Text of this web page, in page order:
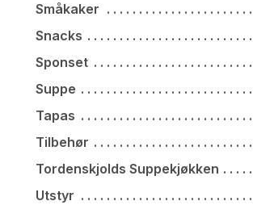
Småkaker
Snacks
Sponset
Suppe
Tapas
Tilbehør
Tordenskjolds Suppekjøkken
Utstyr